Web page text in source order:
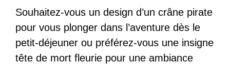
Souhaitez-vous un design d’un crâne pirate
pour vous plonger dans l’aventure dès le
petit-déjeuner ou préférez-vous une insigne
tête de mort fleurie pour une ambiance